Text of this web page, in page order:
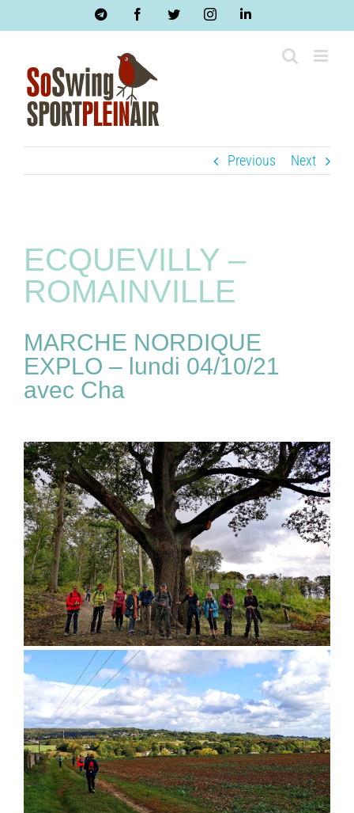
TelegramFacebookTwitterInstagramLinkedIn
Previous Next
ECQUEVILLY –
ROMAINVILLE
MARCHE NORDIQUE
EXPLO – lundi 04/10/21
avec Cha